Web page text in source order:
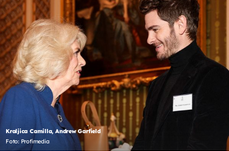
Kraljica Camilla, Andrew Garfield
Foto: Profimedia